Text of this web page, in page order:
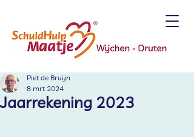
Jaarrekening 2023
Piet de Bruijn
8 mrt 2024